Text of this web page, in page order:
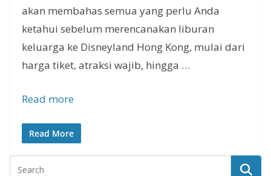
akan membahas semua yang perlu Anda
ketahui sebelum merencanakan liburan
keluarga ke Disneyland Hong Kong​​, mulai dari
harga tiket, atraksi wajib, hingga …
Read more
Read More